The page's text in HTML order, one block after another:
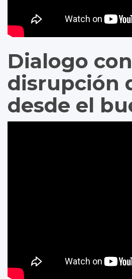
Dialogo con
disrupción
desde el